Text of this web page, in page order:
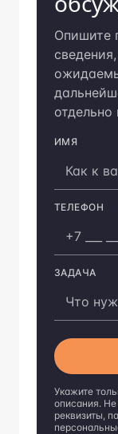
Опишите
отдельно
ИМЯ
ТЕЛЕФОН
ЗАДАЧА
Укажите
реквизиты,